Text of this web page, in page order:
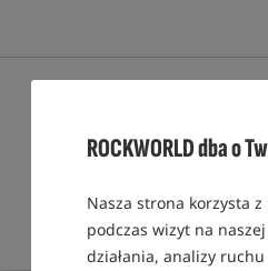
ROCKWORLD dba o
Nasza strona korzysta
podczas wizyt na
działania, analizy